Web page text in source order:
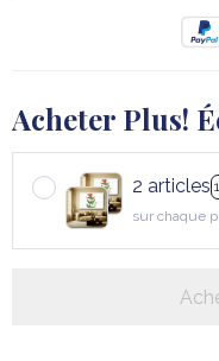
Acheter Plus!
2 articles
sur chaque